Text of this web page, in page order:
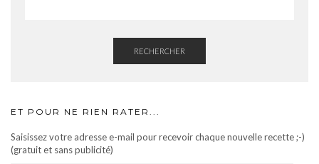
RECHERCHER
ET POUR NE RIEN RATER...
Saisissez votre adresse e-mail pour recevoir chaque nouvelle recette ;-)
(gratuit et sans publicité)